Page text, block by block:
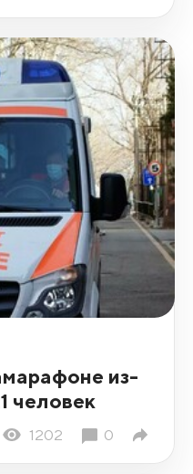
из-
человек
1202 0